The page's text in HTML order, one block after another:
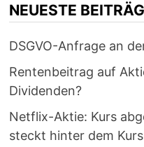
NEUESTE
DSGVO-Anfrage an
Rentenbeitrag auf
Dividenden?
Netflix-Aktie: Kurs
steckt hinter dem